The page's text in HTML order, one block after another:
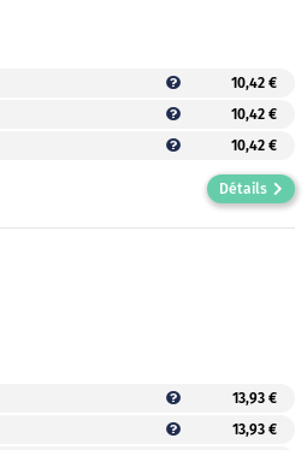
10,42 €
10,42 €
10,42 €
Détails
13,93 €
13,93 €